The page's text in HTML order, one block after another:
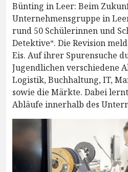
Bünting in Leer: Beim
Unternehmensgruppe in
rund 50 Schülerinnen und
Detektive“. Die Revision
Eis. Auf ihrer Spurensuche
Jugendlichen verschiedene
Logistik, Buchhaltung, IT,
sowie die Märkte. Dabei
Abläufe innerhalb des